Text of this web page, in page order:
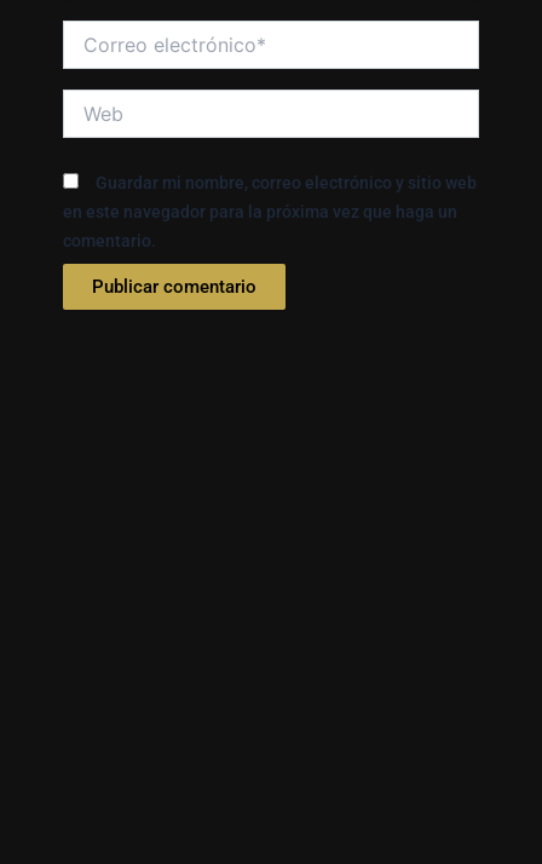
electrónico*
Guardar mi nombre, correo electrónico y sitio web
en este navegador para la próxima vez que haga un
comentario.